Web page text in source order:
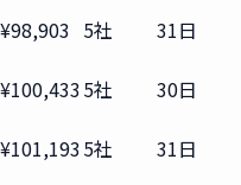
¥98,903 5社
31日
¥100,4335社
30日
¥101,1935社
31日